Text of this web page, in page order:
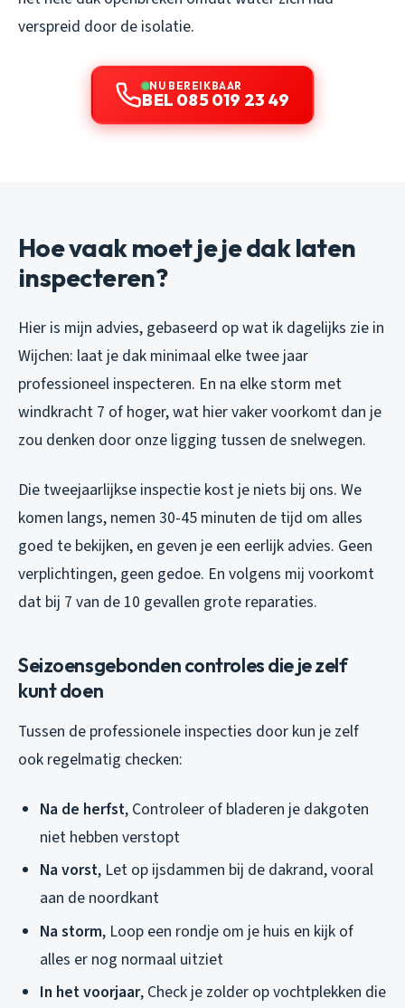
verspreid door de isolatie.
NU BEREIKBAAR
BEL 085 019 23 49
Hoe vaak moet je je dak laten
inspecteren?
Hier is mijn advies, gebaseerd op wat ik dagelijks zie in
Wijchen: laat je dak minimaal elke twee jaar
professioneel inspecteren. En na elke storm met
windkracht 7 of hoger, wat hier vaker voorkomt dan je
zou denken door onze ligging tussen de snelwegen.
Die tweejaarlijkse inspectie kost je niets bij ons. We
komen langs, nemen 30-45 minuten de tijd om alles
goed te bekijken, en geven je een eerlijk advies. Geen
verplichtingen, geen gedoe. En volgens mij voorkomt
dat bij 7 van de 10 gevallen grote reparaties.
Seizoensgebonden controles die je zelf
kunt doen
Tussen de professionele inspecties door kun je zelf
ook regelmatig checken:
Na de herfst, Controleer of bladeren je dakgoten
niet hebben verstopt
Na vorst, Let op ijsdammen bij de dakrand, vooral
aan de noordkant
Na storm, Loop een rondje om je huis en kijk of
alles er nog normaal uitziet
In het voorjaar, Check je zolder op vochtplekken die